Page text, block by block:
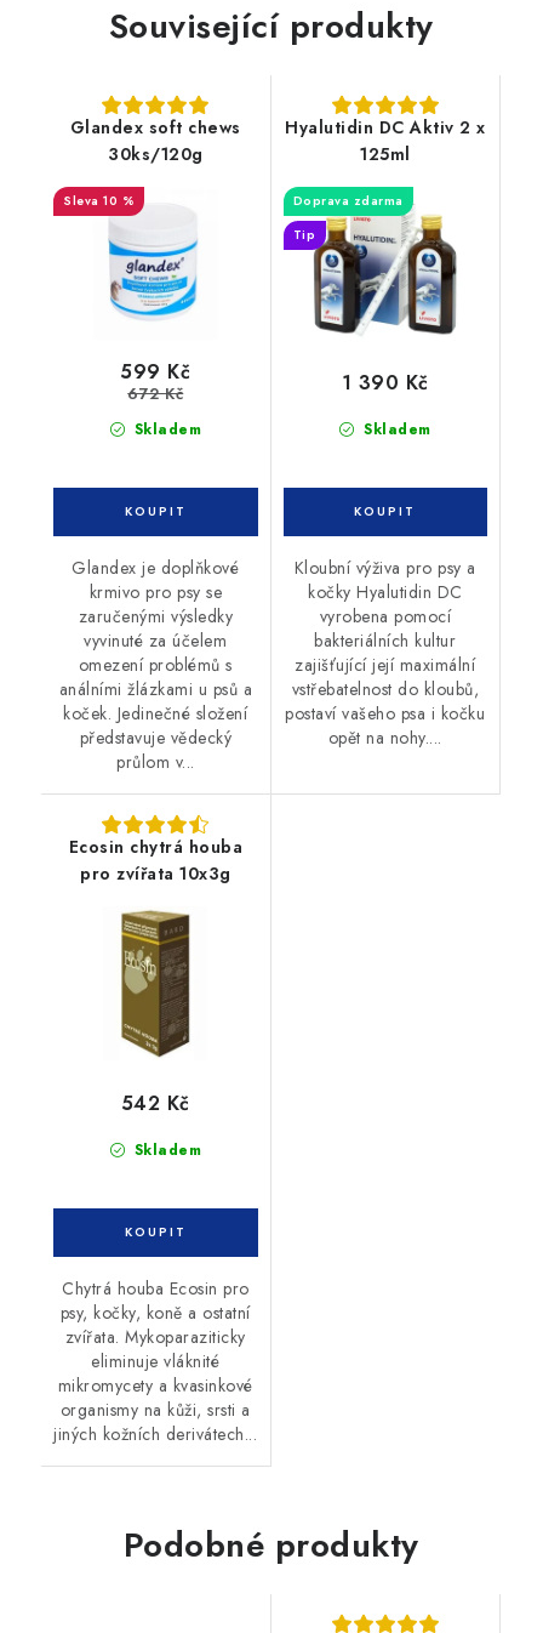
Související produkty
Glandex soft chews
30ks/120g
10 %
Skladem
599 Kč
672 Kč
Glandex je doplňkové
krmivo pro psy se
zaručenými výsledky
vyvinuté za účelem
omezení problémů s
análními žlázkami u psů a
koček. Jedinečné složení
představuje vědecký
průlom v...
Hyalutidin DC Aktiv 2 x
125ml
Doprava zdarma
Tip
Skladem
1 390 Kč
Kloubní výživa pro psy a
kočky Hyalutidin DC
vyrobena pomocí
bakteriálních kultur
zajišťující její maximální
vstřebatelnost do kloubů,
postaví vašeho psa i kočku
opět na nohy....
Ecosin chytrá houba
pro zvířata 10x3g
Skladem
542 Kč
Chytrá houba Ecosin pro
psy, kočky, koně a ostatní
zvířata. Mykoparaziticky
eliminuje vláknité
mikromycety a kvasinkové
organismy na kůži, srsti a
jiných kožních derivátech...
Podobné produkty